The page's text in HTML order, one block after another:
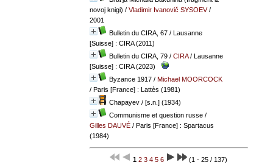
novoj knigi) / Vladimir Ivanovič SYSOEV/
2001
Bulletin du CIRA, 67/ Lausanne
[Suisse] : CIRA (2011)
Bulletin du CIRA, 79/ CIRA/ Lausanne
[Suisse] : CIRA (2023)
Byzance 1917/ Michael MOORCOCK
/ Paris [France] : Lattès (1981)
Chapayev/ [s.n.] (1934)
Communisme et question russe/
Gilles DAUVÉ/ Paris [France] : Spartacus
(1984)
1 2 3 4 5 6
(1 - 25 / 137)